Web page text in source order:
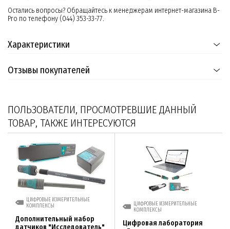
Остались вопросы? Обращайтесь к менеджерам интернет-магазина B-
Pro по телефону (044) 353-33-77.
Характеристики
Отзывы покупателей
ПОЛЬЗОВАТЕЛИ, ПРОСМОТРЕВШИЕ ДАННЫЙ
ТОВАР, ТАКЖЕ ИНТЕРЕСУЮТСЯ
ЦИФРОВЫЕ ИЗМЕРИТЕЛЬНЫЕ
КОМПЛЕКСЫ
Дополнительный набор
ЦИФРОВЫЕ ИЗМЕРИТЕЛЬНЫЕ
КОМПЛЕКСЫ
Цифровая лаборатория